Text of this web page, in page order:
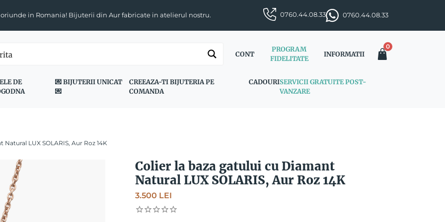
oriunde in Romania! Bijuterii din Aur fabricate in atelierul nostru. 0760.44.08.33 0760.44.08.33
CONT
PROGRAM
FIDELITATE
INFORMATII
0
DE
💌 BIJUTERII UNICAT
💌
CREEAZA-TI BIJUTERIA PE
COMANDA
CADOURISERVICII GRATUITE POST-
VANZARE
LUX SOLARIS, Aur Roz 14K
Colier la baza gatului cu Diamant
Natural LUX SOLARIS, Aur Roz 14K
3.500 LEI